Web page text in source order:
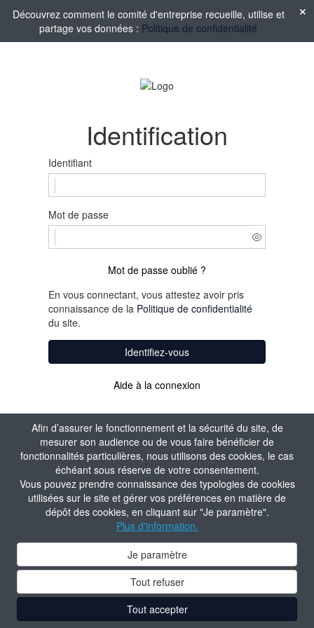
Afin d’assurer le fonctionnement et la sécurité du site, de
mesurer son audience ou de vous faire bénéficier de
fonctionnalités particulières, nous utilisons des cookies, le cas
échéant sous réserve de votre consentement.
Vous pouvez prendre connaissance des typologies de cookies
utilisées sur le site et gérer vos préférences en matière de
dépôt des cookies, en cliquant sur "Je paramètre".
Plus d'information.
Je paramètre
Tout refuser
Tout accepter
Découvrez comment le comité d'entreprise recueille, utilise et
partage vos données : Politique de confidentialité
Identification
Identifiant
Mot de passe
Mot de passe oublié ?
En vous connectant, vous attestez avoir pris
connaissance de la Politique de confidentialité
du site.
Identifiez-vous
Aide à la connexion